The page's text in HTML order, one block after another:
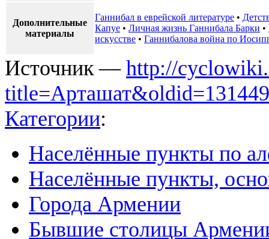
Дополнительные
материалы
Ганнибал в еврейской литературе •
Капуе • Личная жизнь Ганнибала Барки •
искусстве • Ганнибалова война по
Источник — http://
Категории:
Населённые пункты по
Населённые пункты,
Города Армении
Бывшие столицы